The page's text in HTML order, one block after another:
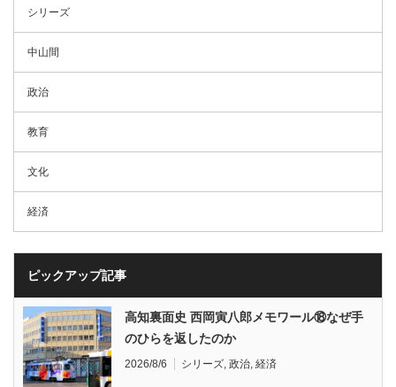
シリーズ
中山間
政治
教育
文化
経済
ピックアップ記事
高知裏面史 西岡寅八郎メモワール⑱なぜ手
のひらを返したのか
2026/8/6 シリーズ, 政治, 経済